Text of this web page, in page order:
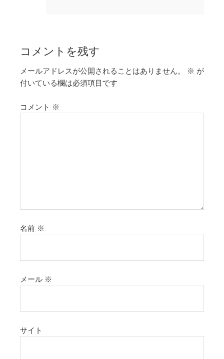
コメントを残す
メールアドレスが公開されることはありません。 ※ が
付いている欄は必須項目です
コメント ※
名前 ※
メール ※
サイト